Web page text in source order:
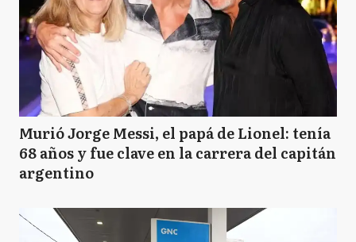
Murió Jorge Messi, el papá de Lionel: tenía
68 años y fue clave en la carrera del capitán
argentino